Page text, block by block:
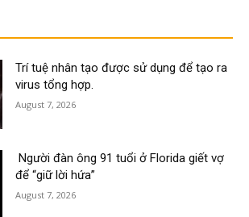
Trí tuệ nhân tạo được sử dụng để tạo ra
virus tổng hợp.
August 7, 2026
Người đàn ông 91 tuổi ở Florida giết vợ
để “giữ lời hứa”
August 7, 2026